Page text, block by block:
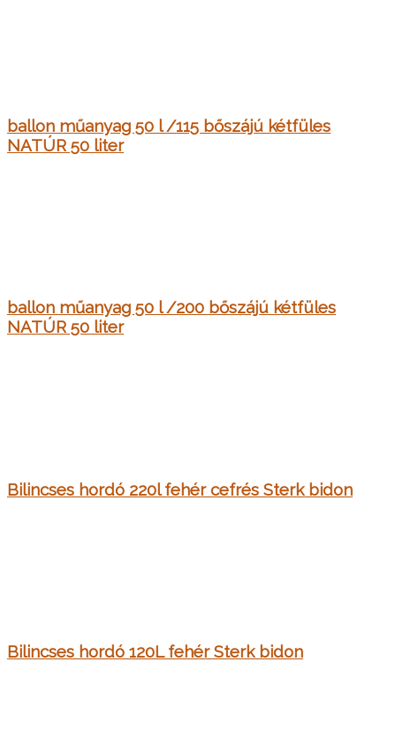
ballon műanyag 50 l /115 bőszájú kétfüles
NATÚR 50 liter
ballon műanyag 50 l /200 bőszájú kétfüles
NATÚR 50 liter
Bilincses hordó 220l fehér cefrés Sterk bidon
Bilincses hordó 120L fehér Sterk bidon